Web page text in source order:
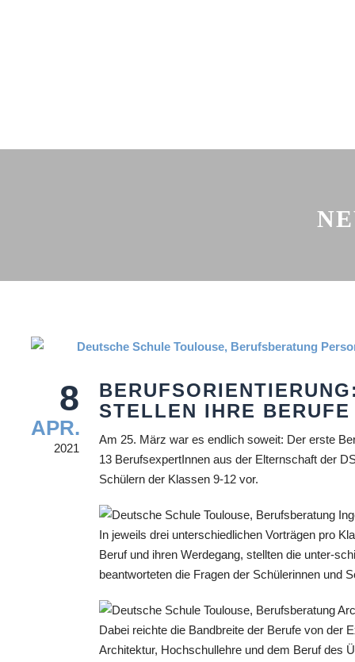
8
APR.
2021
STELLEN IHRE BERUFE
Am 25. März war es endlich soweit: Der erste
13 BerufsexpertInnen aus der Elternschaft der
Schülern der Klassen 9-12 vor.
In jeweils drei unterschiedlichen Vorträgen pro
Beruf und ihren Werdegang, stellten die unter-
beantworteten die Fragen der Schülerinnen und
Dabei reichte die Bandbreite der Berufe von der
Architektur, Hochschullehre und dem Beruf des